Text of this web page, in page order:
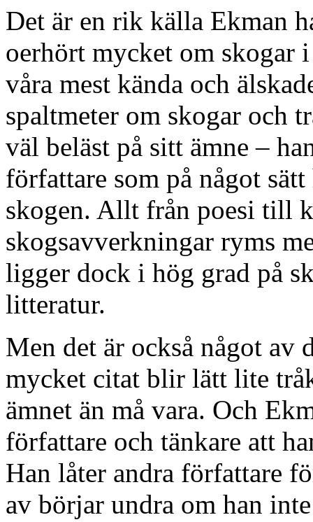
Det är en rik källa Ekman
oerhört mycket om skogar
våra mest kända och
spaltmeter om skogar och
väl beläst på sitt ämne –
författare som på något
skogen. Allt från poesi till
skogsavverkningar ryms
ligger dock i hög grad på
litteratur.
Men det är också något av
mycket citat blir lätt lite
ämnet än må vara. Och
författare och tänkare att
Han låter andra författare
av börjar undra om han